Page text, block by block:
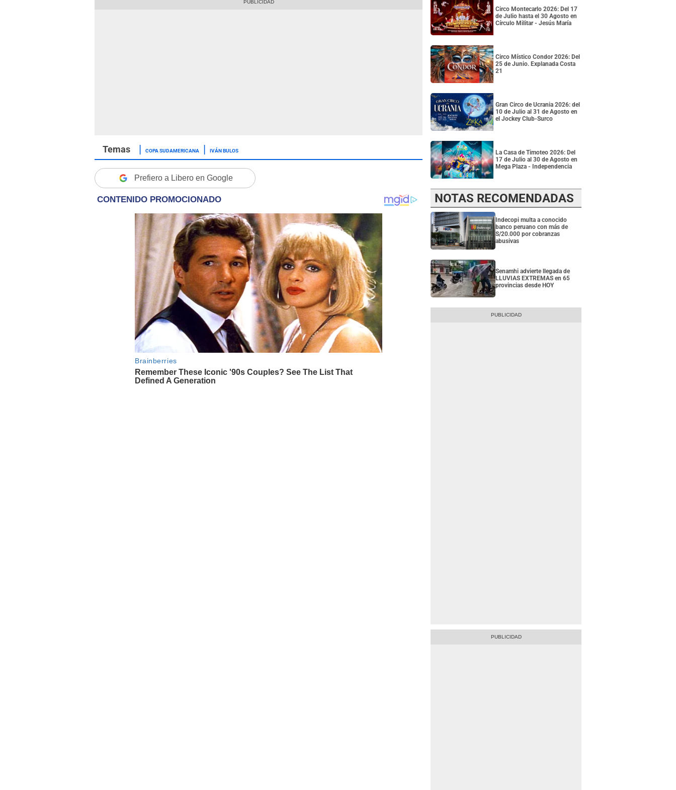
COPA SUDAMERICANA IVÁN BULOS
Prefiero a Libero en Google
Circo Montecarlo 2026: Del 17
de Julio hasta el 30 Agosto en
Círculo Militar - Jesús María
Circo Místico Condor 2026: Del
25 de Junio. Explanada Costa
21
Gran Circo de Ucrania 2026: del
10 de Julio al 31 de Agosto en
el Jockey Club-Surco
La Casa de Timoteo 2026: Del
17 de Julio al 30 de Agosto en
Mega Plaza - Independencia
NOTAS RECOMENDADAS
Indecopi multa a conocido
banco peruano con más de
S/20.000 por cobranzas
abusivas
Senamhi advierte llegada de
LLUVIAS EXTREMAS en 65
provincias desde HOY